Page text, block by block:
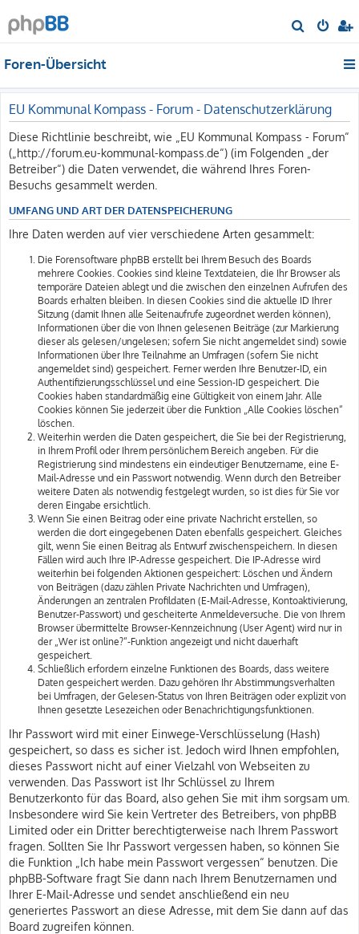
u
Foren-Übersicht
EU Kommunal Kompass - Forum - Datenschutzerklärung
Diese Richtlinie beschreibt, wie „EU Kommunal Kompass - Forum“
(„http://forum.eu-kommunal-kompass.de“) (im Folgenden „der
Betreiber“) die Daten verwendet, die während Ihres Foren-
Besuchs gesammelt werden.
UMFANG UND ART DER DATENSPEICHERUNG
Ihre Daten werden auf vier verschiedene Arten gesammelt:
Die Forensoftware phpBB erstellt bei Ihrem Besuch des Boards
mehrere Cookies. Cookies sind kleine Textdateien, die Ihr Browser als
temporäre Dateien ablegt und die zwischen den einzelnen Aufrufen des
Boards erhalten bleiben. In diesen Cookies sind die aktuelle ID Ihrer
Sitzung (damit Ihnen alle Seitenaufrufe zugeordnet werden können),
Informationen über die von Ihnen gelesenen Beiträge (zur Markierung
dieser als gelesen/ungelesen; sofern Sie nicht angemeldet sind) sowie
Informationen über Ihre Teilnahme an Umfragen (sofern Sie nicht
angemeldet sind) gespeichert. Ferner werden Ihre Benutzer-ID, ein
Authentifizierungsschlüssel und eine Session-ID gespeichert. Die
Cookies haben standardmäßig eine Gültigkeit von einem Jahr. Alle
Cookies können Sie jederzeit über die Funktion „Alle Cookies löschen“
löschen.
Weiterhin werden die Daten gespeichert, die Sie bei der Registrierung,
in Ihrem Profil oder Ihrem persönlichem Bereich angeben. Für die
Registrierung sind mindestens ein eindeutiger Benutzername, eine E-
Mail-Adresse und ein Passwort notwendig. Wenn durch den Betreiber
weitere Daten als notwendig festgelegt wurden, so ist dies für Sie vor
deren Eingabe ersichtlich.
Wenn Sie einen Beitrag oder eine private Nachricht erstellen, so
werden die dort eingegebenen Daten ebenfalls gespeichert. Gleiches
gilt, wenn Sie einen Beitrag als Entwurf zwischenspeichern. In diesen
Fällen wird auch Ihre IP-Adresse gespeichert. Die IP-Adresse wird
weiterhin bei folgenden Aktionen gespeichert: Löschen und Ändern
von Beiträgen (dazu zählen Private Nachrichten und Umfragen),
Änderungen an zentralen Profildaten (E-Mail-Adresse, Kontoaktivierung,
Benutzer-Passwort) und gescheiterte Anmeldeversuche. Die von Ihrem
Browser übermittelte Browser-Kennzeichnung (User Agent) wird nur in
der „Wer ist online?“-Funktion angezeigt und nicht dauerhaft
gespeichert.
Schließlich erfordern einzelne Funktionen des Boards, dass weitere
Daten gespeichert werden. Dazu gehören Ihr Abstimmungsverhalten
bei Umfragen, der Gelesen-Status von Ihren Beiträgen oder explizit von
Ihnen gesetzte Lesezeichen oder Benachrichtigungsfunktionen.
Ihr Passwort wird mit einer Einwege-Verschlüsselung (Hash)
gespeichert, so dass es sicher ist. Jedoch wird Ihnen empfohlen,
dieses Passwort nicht auf einer Vielzahl von Webseiten zu
verwenden. Das Passwort ist Ihr Schlüssel zu Ihrem
Benutzerkonto für das Board, also gehen Sie mit ihm sorgsam um.
Insbesondere wird Sie kein Vertreter des Betreibers, von phpBB
Limited oder ein Dritter berechtigterweise nach Ihrem Passwort
fragen. Sollten Sie Ihr Passwort vergessen haben, so können Sie
die Funktion „Ich habe mein Passwort vergessen“ benutzen. Die
phpBB-Software fragt Sie dann nach Ihrem Benutzernamen und
Ihrer E-Mail-Adresse und sendet anschließend ein neu
generiertes Passwort an diese Adresse, mit dem Sie dann auf das
Board zugreifen können.